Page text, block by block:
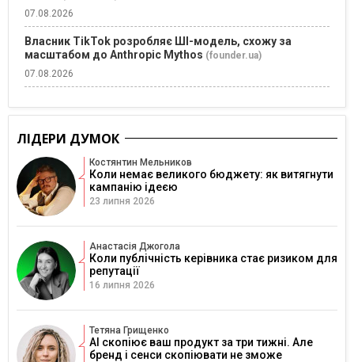
07.08.2026
Власник TikTok розробляє ШІ-модель, схожу за
масштабом до Anthropic Mythos (founder.ua)
07.08.2026
ЛІДЕРИ ДУМОК
Костянтин Мельников
Коли немає великого бюджету: як витягнути
кампанію ідеєю
23 липня 2026
Анастасія Джогола
Коли публічність керівника стає ризиком для
репутації
16 липня 2026
Тетяна Грищенко
AI скопіює ваш продукт за три тижні. Але
бренд і сенси скопіювати не зможе